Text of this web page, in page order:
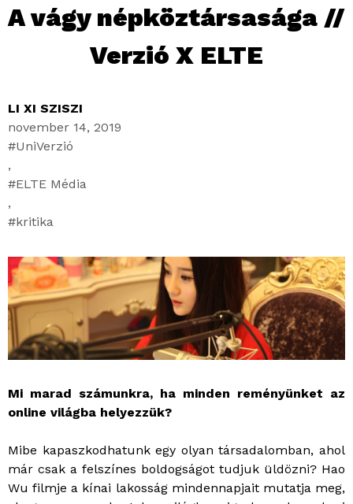
A vágy népköztársasága //
Verzió X ELTE
LI XI SZISZI
november 14, 2019
UniVerzió
,
ELTE Média
,
kritika
Mi marad számunkra, ha minden reményünket az
online világba helyezzük?
Mibe kapaszkodhatunk egy olyan társadalomban, ahol
már csak a felszínes boldogságot tudjuk üldözni? Hao
Wu filmje a kínai lakosság mindennapjait mutatja meg,